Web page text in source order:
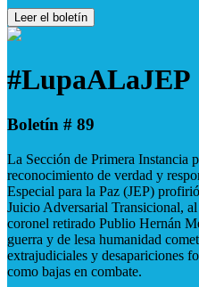
Leer el boletín
#LupaALaJEP
Boletín # 89
La Sección de Primera Instancia
reconocimiento de verdad y
Especial para la Paz (JEP)
Juicio Adversarial Transicional,
coronel retirado Publio Hernán
guerra y de lesa humanidad
extrajudiciales y desapariciones
como bajas en combate.